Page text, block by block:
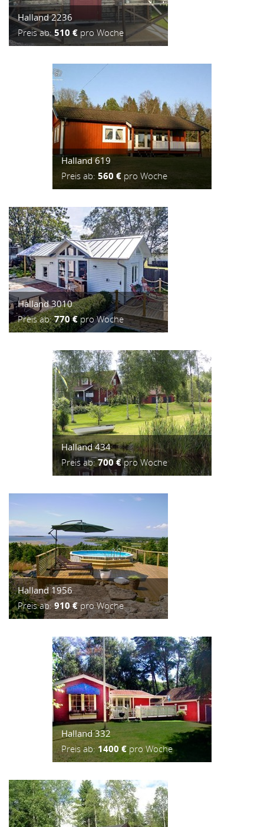
Halland 2236
Preis ab:510 € pro Woche
Halland 619
Preis ab: 560 € pro Woche
Halland 3010
Preis ab:770 €pro Woche
Halland 434
Preis ab:700 €pro Woche
Halland 1956
Preis ab:910 €pro Woche
Halland 332
Preis ab:1400 €pro Woche